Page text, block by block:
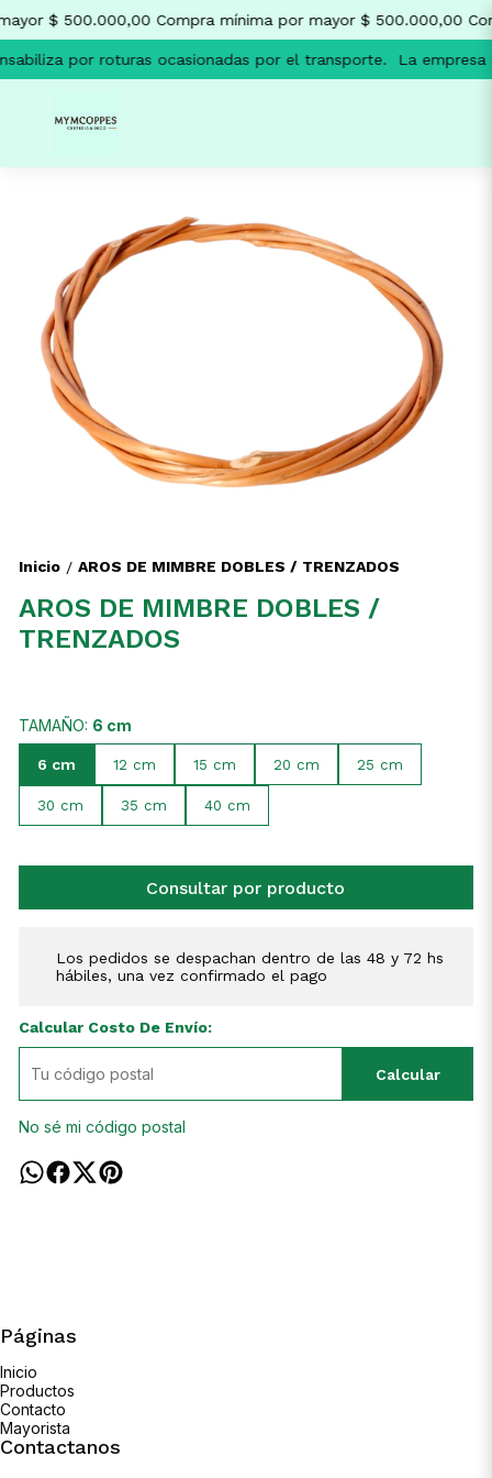
$ 500.000,00 Compra mínima por mayor $ 500.000,00
por roturas ocasionadas por el transporte. La
Inicio / AROS DE MIMBRE DOBLES / TRENZADOS
AROS DE MIMBRE DOBLES /
TRENZADOS
TAMAÑO: 6 cm
6 cm 12 cm 15 cm 20 cm 25 cm
30 cm 35 cm 40 cm
Consultar por producto
Los pedidos se despachan dentro de las 48 y 72 hs
hábiles, una vez confirmado el pago
Calcular Costo De Envío:
Calcular
No sé mi código postal
Páginas
Inicio
Productos
Contacto
Mayorista
Contactanos